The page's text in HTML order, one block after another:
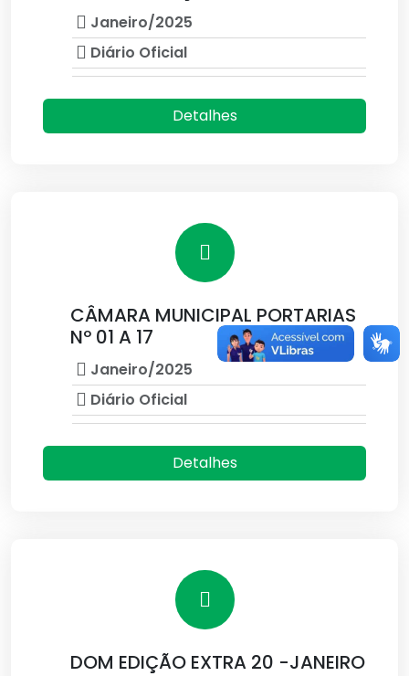
Janeiro/2025
Diário Oficial
Detalhes
CÂMARA MUNICIPAL PORTARIAS
Nº 01 A 17
Janeiro/2025
Diário Oficial
Detalhes
DOM EDIÇÃO EXTRA 20 -JANEIRO